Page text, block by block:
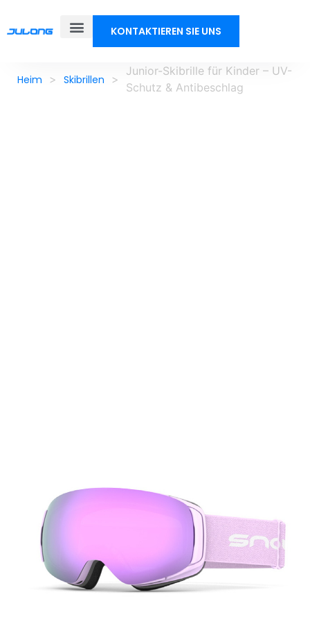
KONTAKTIEREN SIE UNS
Heim > Skibrillen >
Junior-Skibrille für Kinder – UV-
Schutz & Antibeschlag